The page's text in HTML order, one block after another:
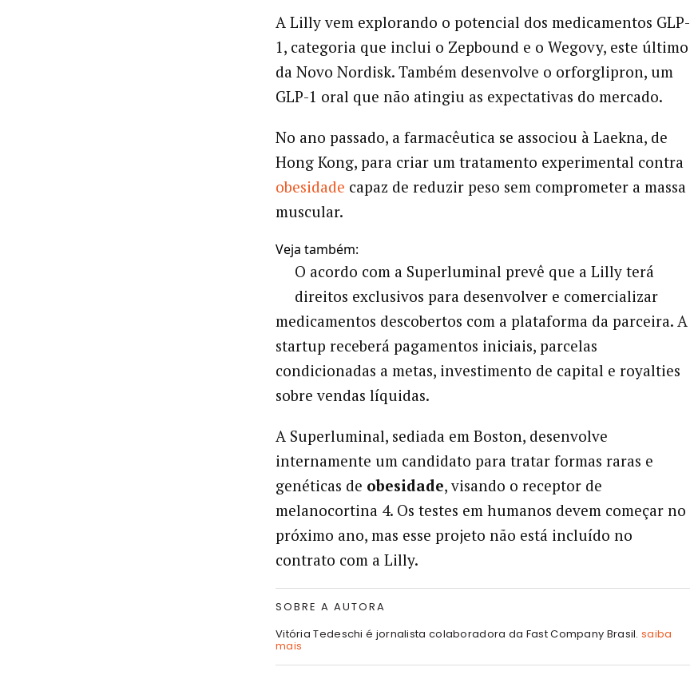
A Lilly vem explorando o potencial dos medicamentos GLP-
1, categoria que inclui o Zepbound e o Wegovy, este último
da Novo Nordisk. Também desenvolve o orforglipron, um
GLP-1 oral que não atingiu as expectativas do mercado.
No ano passado, a farmacêutica se associou à Laekna, de
Hong Kong, para criar um tratamento experimental contra
obesidade capaz de reduzir peso sem comprometer a massa
muscular.
Veja também:
O acordo com a Superluminal prevê que a Lilly terá
direitos exclusivos para desenvolver e comercializar
medicamentos descobertos com a plataforma da parceira. A
startup receberá pagamentos iniciais, parcelas
condicionadas a metas, investimento de capital e royalties
sobre vendas líquidas.
A Superluminal, sediada em Boston, desenvolve
internamente um candidato para tratar formas raras e
genéticas de obesidade, visando o receptor de
melanocortina 4. Os testes em humanos devem começar no
próximo ano, mas esse projeto não está incluído no
contrato com a Lilly.
SOBRE A AUTORA
Vitória Tedeschi é jornalista colaboradora da Fast Company Brasil.saiba
mais